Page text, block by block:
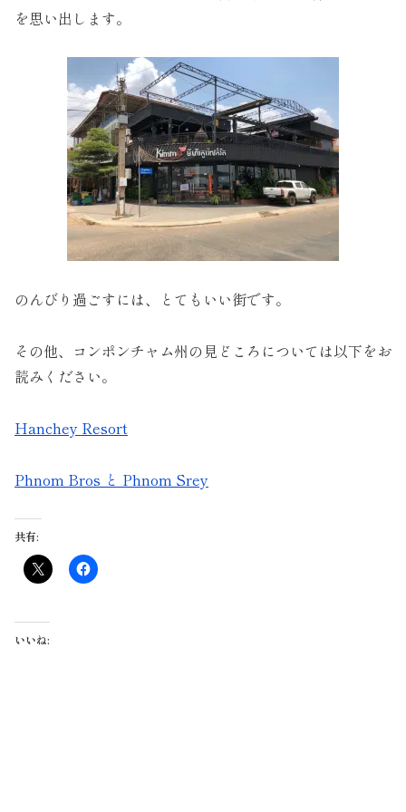
を思い出します。
のんびり過ごすには、とてもいい街です。
その他、コンポンチャム州の見どころについては以下をお
読みください。
Hanchey Resort
Phnom Bros と Phnom Srey
共有:
いいね: